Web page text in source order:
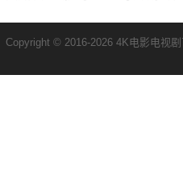
Copyright © 2016-2026 4K电影电视